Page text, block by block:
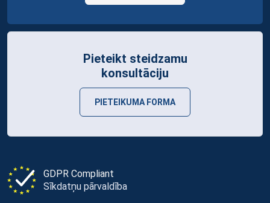
GDPR Compliant
Sīkdatņu pārvaldība
Pieteikt steidzamu
konsultāciju
PIETEIKUMA FORMA